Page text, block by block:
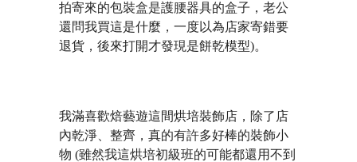
拍寄來的包裝盒是護腰器具的盒子，老公
還問我買這是什麼，一度以為店家寄錯要
退貨，後來打開才發現是餅乾模型)。
我滿喜歡焙藝遊這間烘培裝飾店，除了店
內乾淨、整齊，真的有許多好棒的裝飾小
物 (雖然我這烘培初級班的可能都還用不到